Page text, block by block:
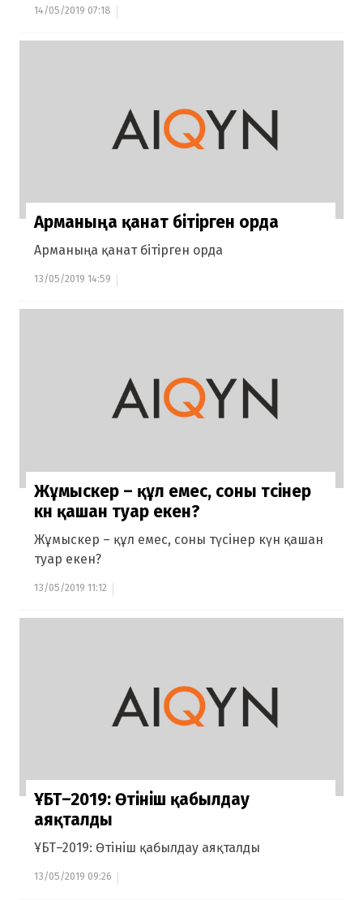
14/05/2019 07:18
Арманыңа қанат бітірген орда
Арманыңа қанат бітірген орда
13/05/2019 14:59
Жұмыскер – құл емес, соны түсінер
күн қашан туар екен?
Жұмыскер – құл емес, соны түсінер күн қашан
туар екен?
13/05/2019 11:12
ҰБТ–2019: Өтініш қабылдау
аяқталды
ҰБТ–2019: Өтініш қабылдау аяқталды
13/05/2019 09:26